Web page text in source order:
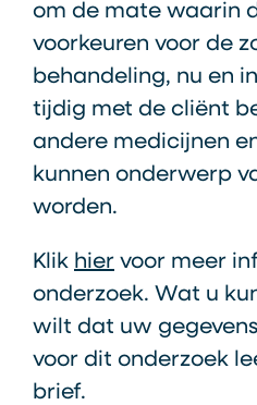
om de mate waarin
voorkeuren voor de
behandeling, nu en
tijdig met de cliënt
andere medicijnen
kunnen onderwerp
worden.
Klik hier voor meer
onderzoek. Wat u
wilt dat uw
voor dit onderzoek
brief.